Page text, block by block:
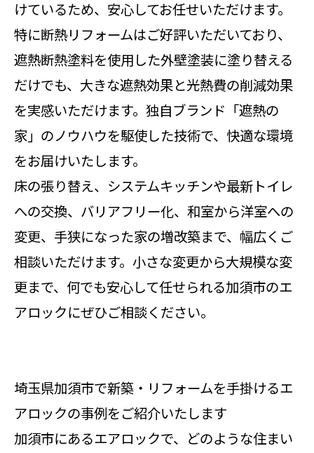
けているため、安心してお任せいただけます。
特に断熱リフォームはご好評いただいており、
遮熱断熱塗料を使用した外壁塗装に塗り替える
だけでも、大きな遮熱効果と光熱費の削減効果
を実感いただけます。独自ブランド「遮熱の
家」のノウハウを駆使した技術で、快適な環境
をお届けいたします。
床の張り替え、システムキッチンや最新トイレ
への交換、バリアフリー化、和室から洋室への
変更、手狭になった家の増改築まで、幅広くご
相談いただけます。小さな変更から大規模な変
更まで、何でも安心して任せられる加須市のエ
アロックにぜひご相談ください。
埼玉県加須市で新築・リフォームを手掛けるエ
アロックの事例をご紹介いたします
加須市にあるエアロックで、どのような住まい